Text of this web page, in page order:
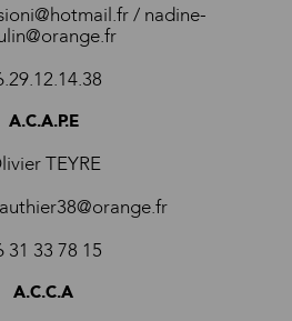
/ nadine-
A.C.A.P.E
TEYRE
31 33 78 15
A.C.C.A